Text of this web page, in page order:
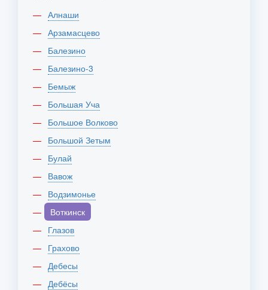
Алнаши
Арзамасцево
Балезино
Балезино-3
Бемыж
Большая Уча
Большое Волково
Большой Зетым
Булай
Вавож
Водзимонье
Воткинск
Глазов
Грахово
Дебесы
Дебёсы